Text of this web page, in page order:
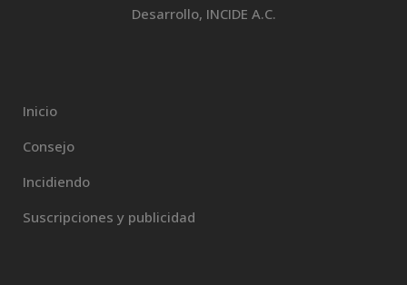
Desarrollo, INCIDE A.C.
Inicio
Consejo
Incidiendo
Suscripciones y publicidad